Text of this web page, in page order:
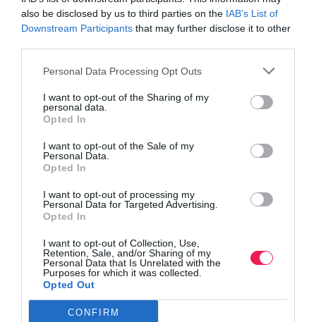
also be disclosed by us to third parties on the IAB’s List of
Downstream Participants that may further disclose it to other
Personal Data Processing Opt Outs
I want to opt-out of the Sharing of my
personal data.
Opted In
I want to opt-out of the Sale of my
Personal Data.
Opted In
I want to opt-out of processing my
Personal Data for Targeted Advertising.
Opted In
I want to opt-out of Collection, Use,
Retention, Sale, and/or Sharing of my
Personal Data that Is Unrelated with the
Purposes for which it was collected.
Opted Out
CONFIRM